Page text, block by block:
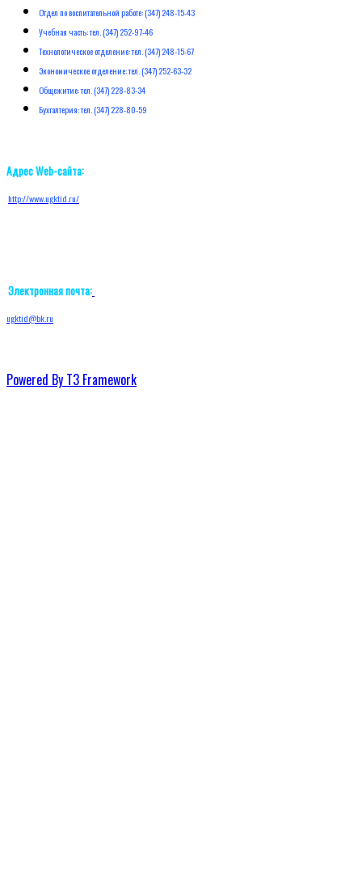
Отдел по воспитательной работе: (347) 248-15-43
Учебная часть: тел. (347) 252-97-46
Технологическое отделение: тел. (347) 248-15-67
Экономическое отделение: тел. (347) 252-63-32
Общежитие: тел. (347) 228-83-34
Бухгалтерия: тел. (347) 228-80-59
Адрес Web-сайта:
http://www.ugktid.ru/
Электронная почта:
ugktid@bk.ru
Powered By T3 Framework